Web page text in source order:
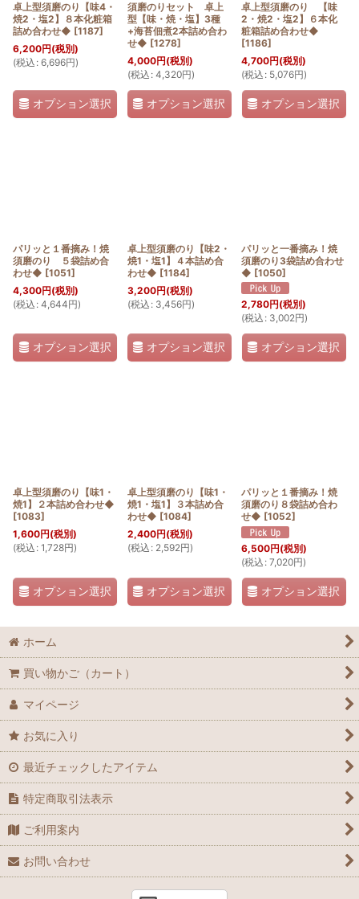
卓上型須磨のり【味4・
焼2・塩2】８本化粧箱
詰め合わせ◆ [1187]
6,200円(税別)
(税込 : 6,696円)
オプション選択
須磨のりセット 卓上
型【味・焼・塩】3種
+海苔佃煮2本詰め合わ
せ◆ [1278]
4,000円(税別)
(税込 : 4,320円)
オプション選択
卓上型須磨のり 【味
2・焼2・塩2】６本化
粧箱詰め合わせ◆
[1186]
4,700円(税別)
(税込 : 5,076円)
オプション選択
パリッと１番摘み！焼
須磨のり ５袋詰め合
わせ◆ [1051]
4,300円(税別)
(税込 : 4,644円)
オプション選択
卓上型須磨のり【味2・
焼1・塩1】４本詰め合
わせ◆ [1184]
3,200円(税別)
(税込 : 3,456円)
オプション選択
パリッと一番摘み！焼
須磨のり3袋詰め合わせ
◆ [1050]
2,780円(税別)
(税込 : 3,002円)
オプション選択
卓上型須磨のり【味1・
焼1】２本詰め合わせ◆
[1083]
1,600円(税別)
(税込 : 1,728円)
オプション選択
卓上型須磨のり【味1・
焼1・塩1】３本詰め合
わせ◆ [1084]
2,400円(税別)
(税込 : 2,592円)
オプション選択
パリッと１番摘み！焼
須磨のり８袋詰め合わ
せ◆ [1052]
6,500円(税別)
(税込 : 7,020円)
オプション選択
ホーム
買い物かご（カート）
マイページ
お気に入り
最近チェックしたアイテム
特定商取引法表示
ご利用案内
お問い合わせ